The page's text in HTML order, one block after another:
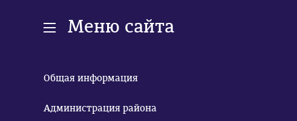
Меню сайта
Общая информация
Администрация района